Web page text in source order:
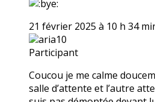
21 février 2025 à 10 h 34
aria10
Participant
Coucou je me calme
salle d’attente et l’autre